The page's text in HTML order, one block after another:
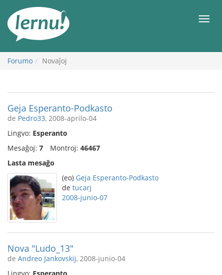
enhavo
Forumo Novaĵoj
Geja Esperanto-Podkasto
de Pedro33, 2008-aprilo-04
Lingvo: Esperanto
Mesaĝoj: 7 Montroj: 46467
Lasta mesaĝo
(eo) Geja Esperanto-Podkasto
de tucarj
2008-junio-07
Nova "Ludo_13"
de Andreo Jankovskij, 2008-junio-04